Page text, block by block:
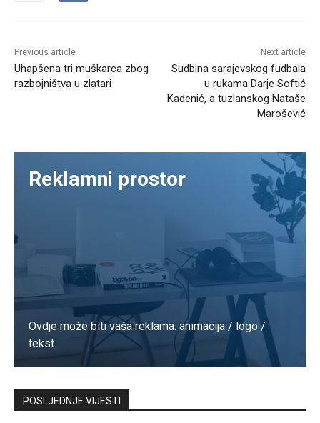
Previous article
Uhapšena tri muškarca zbog
razbojništva u zlatari
Next article
Sudbina sarajevskog fudbala
u rukama Darje Softić
Kadenić, a tuzlanskog Nataše
Marošević
Reklamni prostor
Ovdje može biti vaša reklama. animacija / logo /
tekst
Kontaktirajte nas
POSLJEDNJE VIJESTI